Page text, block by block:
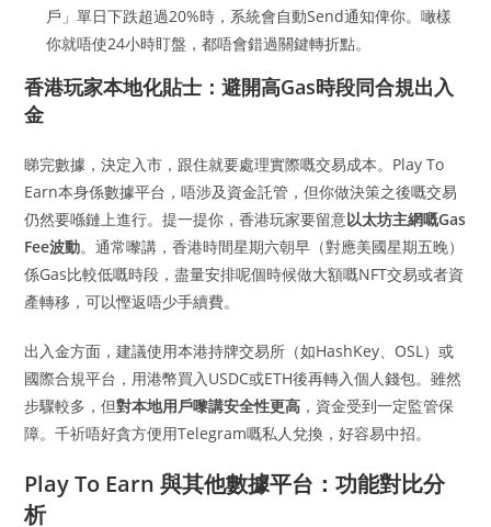
戶」單日下跌超過20%時，系統會自動Send通知俾你。噉樣
你就唔使24小時盯盤，都唔會錯過關鍵轉折點。
香港玩家本地化貼士：避開高Gas時段同合規出入
金
睇完數據，決定入市，跟住就要處理實際嘅交易成本。Play To
Earn本身係數據平台，唔涉及資金託管，但你做決策之後嘅交易
仍然要喺鏈上進行。提一提你，香港玩家要留意以太坊主網嘅Gas
Fee波動。通常嚟講，香港時間星期六朝早（對應美國星期五晚）
係Gas比較低嘅時段，盡量安排呢個時候做大額嘅NFT交易或者資
產轉移，可以慳返唔少手續費。
出入金方面，建議使用本港持牌交易所（如HashKey、OSL）或
國際合規平台，用港幣買入USDC或ETH後再轉入個人錢包。雖然
步驟較多，但對本地用戶嚟講安全性更高 ，資金受到一定監管保
障。千祈唔好貪方便用Telegram嘅私人兌換，好容易中招。
Play To Earn 與其他數據平台：功能對比分
析